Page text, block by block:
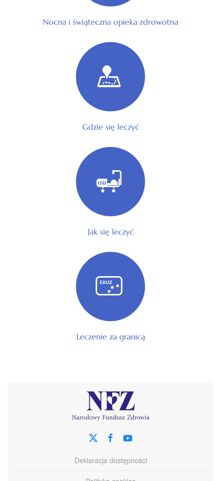
Nocna i świąteczna opieka zdrowotna
Gdzie się leczyć
Jak się leczyć
Leczenie za granicą
Deklaracja dostępności